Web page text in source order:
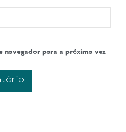
navegador para a próxima vez